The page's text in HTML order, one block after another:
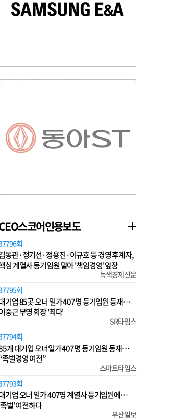
스코어인용보도
회
동관·정기선·정용진·이규호 등 경영 후계자,
심 계열사 등기임원 맡아 '책임경영' 앞장
녹색경제신문
회
기업 85곳 오너 일가 407명 등기임원 등재…
중근 부영 회장 '최다'
SR타임스
회
개 대기업 오너일가 407명 등기임원 등재…
족벌경영 여전”
스마트타임스
회
기업 오너 일가 407명 계열사 등기임원에…
족벌’ 여전하다
부산일보